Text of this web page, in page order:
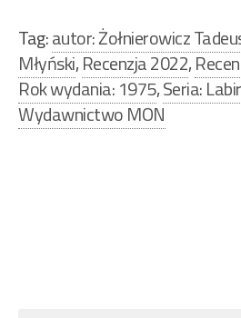
Tag:autor: Żołnierowicz
Młyński,Recenzja 2022,
Rok wydania: 1975,Seria:
Wydawnictwo MON